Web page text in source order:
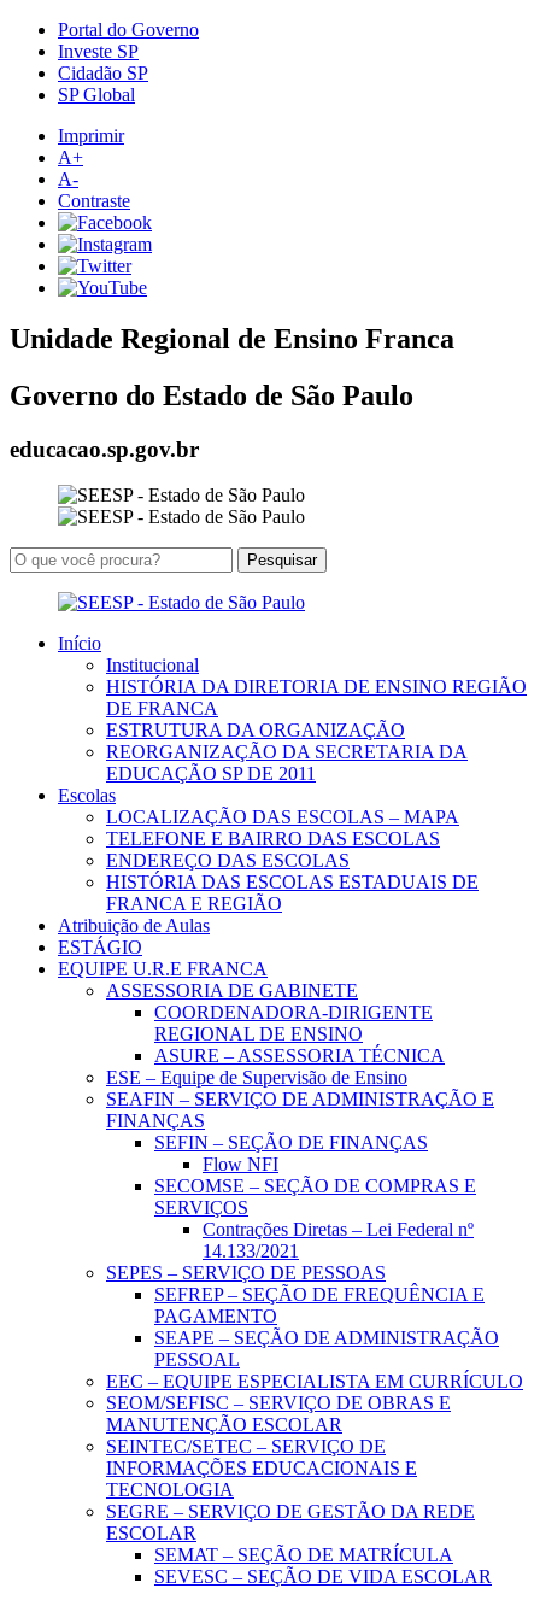
Portal do Governo
Investe SP
Cidadão SP
SP Global
Imprimir
A+
A-
Contraste
Unidade Regional de Ensino Franca
Governo do Estado de São Paulo
educacao.sp.gov.br
Início
Institucional
HISTÓRIA DA DIRETORIA DE ENSINO REGIÃO
DE FRANCA
ESTRUTURA DA ORGANIZAÇÃO
REORGANIZAÇÃO DA SECRETARIA DA
EDUCAÇÃO SP DE 2011
Escolas
LOCALIZAÇÃO DAS ESCOLAS – MAPA
TELEFONE E BAIRRO DAS ESCOLAS
ENDEREÇO DAS ESCOLAS
HISTÓRIA DAS ESCOLAS ESTADUAIS DE
FRANCA E REGIÃO
Atribuição de Aulas
ESTÁGIO
EQUIPE U.R.E FRANCA
ASSESSORIA DE GABINETE
COORDENADORA-DIRIGENTE
REGIONAL DE ENSINO
ASURE – ASSESSORIA TÉCNICA
ESE – Equipe de Supervisão de Ensino
SEAFIN – SERVIÇO DE ADMINISTRAÇÃO E
FINANÇAS
SEFIN – SEÇÃO DE FINANÇAS
Flow NFI
SECOMSE – SEÇÃO DE COMPRAS E
SERVIÇOS
Contrações Diretas – Lei Federal nº
14.133/2021
SEPES – SERVIÇO DE PESSOAS
SEFREP – SEÇÃO DE FREQUÊNCIA E
PAGAMENTO
SEAPE – SEÇÃO DE ADMINISTRAÇÃO
PESSOAL
EEC – EQUIPE ESPECIALISTA EM CURRÍCULO
SEOM/SEFISC – SERVIÇO DE OBRAS E
MANUTENÇÃO ESCOLAR
SEINTEC/SETEC – SERVIÇO DE
INFORMAÇÕES EDUCACIONAIS E
TECNOLOGIA
SEGRE – SERVIÇO DE GESTÃO DA REDE
ESCOLAR
SEMAT – SEÇÃO DE MATRÍCULA
SEVESC – SEÇÃO DE VIDA ESCOLAR